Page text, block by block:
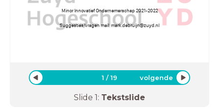
Minor Innovatief Ondernemerschap 2021-2022
Suggesties/vragen mail: mark.debruijn@zuyd.nl
1 /19 volgende
Slide 1: Tekstslide